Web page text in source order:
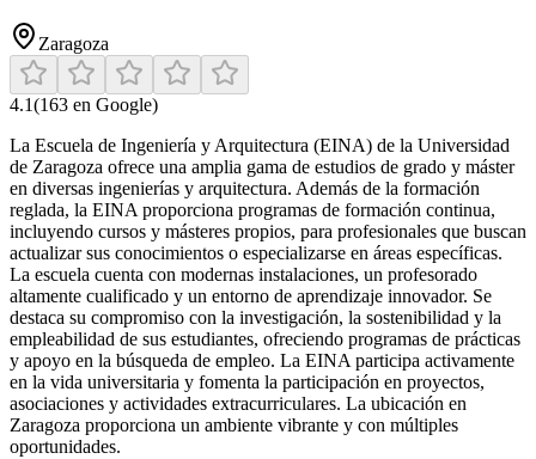
Zaragoza
4.1(163 en Google)
La Escuela de Ingeniería y Arquitectura (EINA) de la Universidad
de Zaragoza ofrece una amplia gama de estudios de grado y máster
en diversas ingenierías y arquitectura. Además de la formación
reglada, la EINA proporciona programas de formación continua,
incluyendo cursos y másteres propios, para profesionales que buscan
actualizar sus conocimientos o especializarse en áreas específicas.
La escuela cuenta con modernas instalaciones, un profesorado
altamente cualificado y un entorno de aprendizaje innovador. Se
destaca su compromiso con la investigación, la sostenibilidad y la
empleabilidad de sus estudiantes, ofreciendo programas de prácticas
y apoyo en la búsqueda de empleo. La EINA participa activamente
en la vida universitaria y fomenta la participación en proyectos,
asociaciones y actividades extracurriculares. La ubicación en
Zaragoza proporciona un ambiente vibrante y con múltiples
oportunidades.